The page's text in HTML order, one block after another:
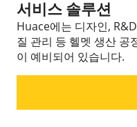
서비스 솔루션
Huace에는 디자인,
질 관리 등 헬멧 생산 공
이 예비되어 있습니다.